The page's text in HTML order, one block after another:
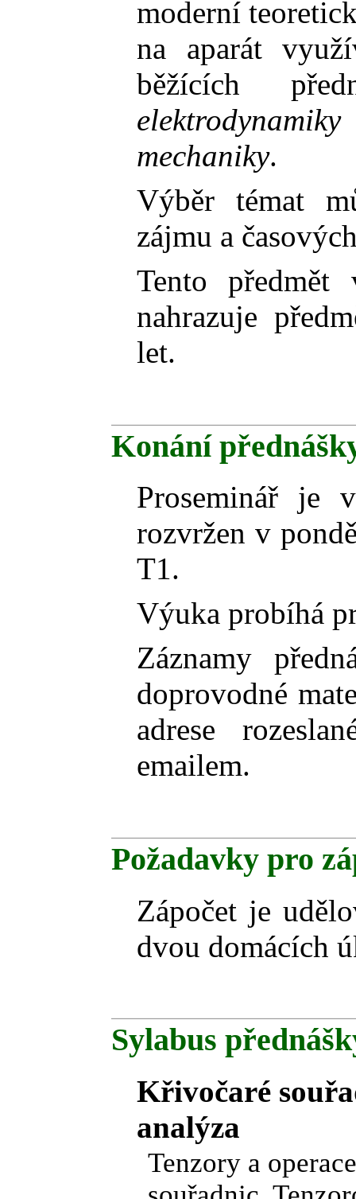
moderní
na aparát
běžících
elektrodynamiky
mechaniky.
Výběr témat
zájmu a
Tento
nahrazuje
let.
Konání
Proseminář je
rozvržen v
T1.
Výuka probíhá
Záznamy
doprovodné
adrese
emailem.
Požadavky pro
Zápočet je
dvou domácích
Sylabus
Křivočaré
analýza
Tenzory a